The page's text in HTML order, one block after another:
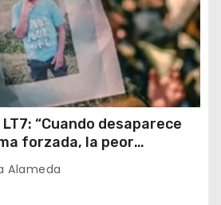
“Cuando desaparece
forzada, la peor
y así debe seguir
Loan”
Alameda